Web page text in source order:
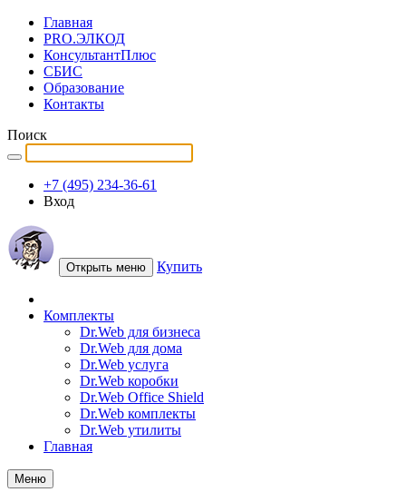
Главная
PRO.ЭЛКОД
КонсультантПлюс
СБИС
Образование
Контакты
Поиск
+7 (495) 234-36-61
Вход
Открыть меню Купить
Комплекты
Dr.Web для бизнеса
Dr.Web для дома
Dr.Web услуга
Dr.Web коробки
Dr.Web Office Shield
Dr.Web комплекты
Dr.Web утилиты
Главная
Меню